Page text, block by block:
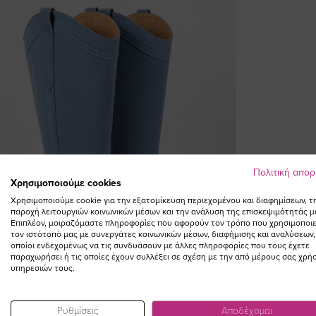
Πολιτική
Χρησιμοποιούμε cookies
Χρησιμοποιούμε cookie για την εξατομίκευση περιεχομένου και διαφημίσεων,
παροχή λειτουργιών κοινωνικών μέσων και την ανάλυση της επισκεψιμότητάς
Επιπλέον, μοιραζόμαστε πληροφορίες που αφορούν τον τρόπο που
τον ιστότοπό μας με συνεργάτες κοινωνικών μέσων, διαφήμισης και αναλύσεων,
οποίοι ενδεχομένως να τις συνδυάσουν με άλλες πληροφορίες που τους έχετε
παραχωρήσει ή τις οποίες έχουν συλλέξει σε σχέση με την από μέρους σας
υπηρεσιών τους.
Ρυθμίσεις Αποδέχομαι